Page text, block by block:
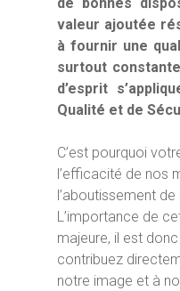
valeur ajoutée
à fournir une
surtout
d’esprit
Qualité et de
C’est pourquoi
l’efficacité de nos
l’aboutissement
L’importance de
majeure, il est
contribuez
notre image et à